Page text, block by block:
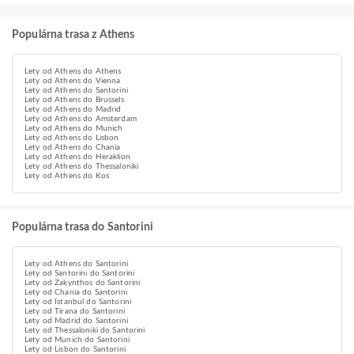
Populárna trasa z Athens
Lety od Athens do Athens
Lety od Athens do Vienna
Lety od Athens do Santorini
Lety od Athens do Brussels
Lety od Athens do Madrid
Lety od Athens do Amsterdam
Lety od Athens do Munich
Lety od Athens do Lisbon
Lety od Athens do Chania
Lety od Athens do Heraklion
Lety od Athens do Thessaloniki
Lety od Athens do Kos
Populárna trasa do Santorini
Lety od Athens do Santorini
Lety od Santorini do Santorini
Lety od Zakynthos do Santorini
Lety od Chania do Santorini
Lety od Istanbul do Santorini
Lety od Tirana do Santorini
Lety od Madrid do Santorini
Lety od Thessaloniki do Santorini
Lety od Munich do Santorini
Lety od Lisbon do Santorini